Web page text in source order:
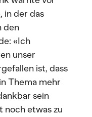
in der das
den
«Ich
unser
ist, dass
Thema mehr
sein
noch etwas zu